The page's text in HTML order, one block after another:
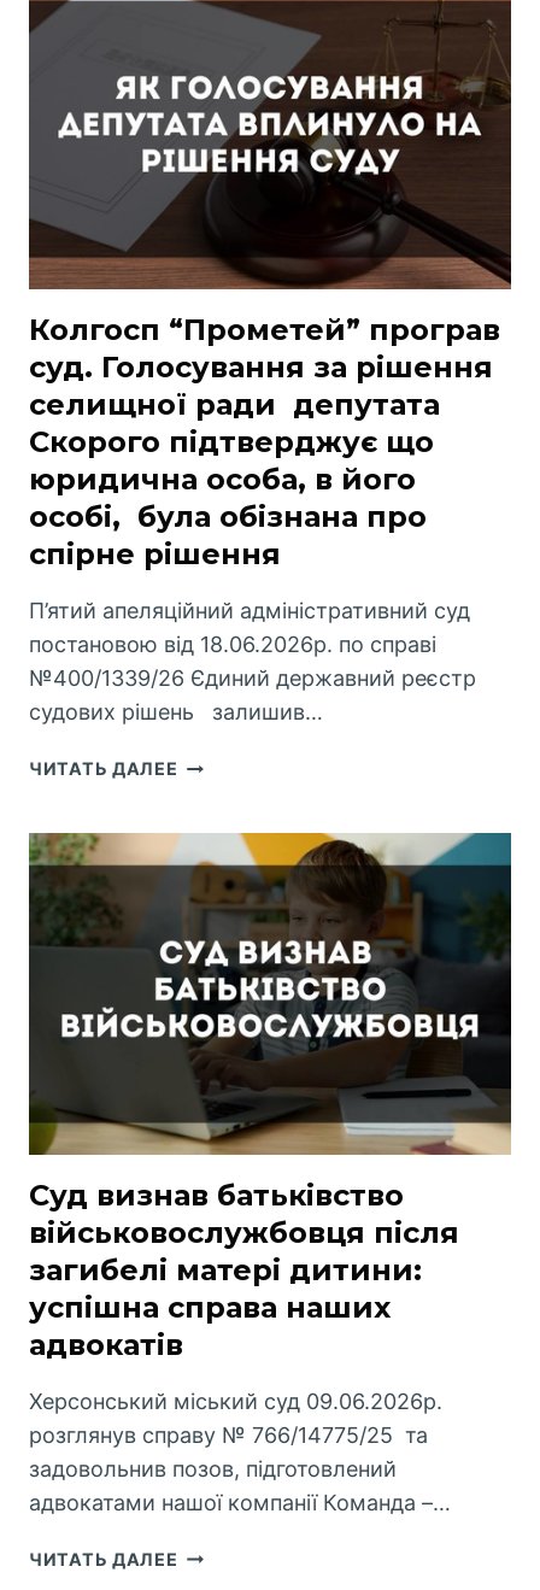
НОТАРІАЛЬНОМУ
ЗАФІКСОВАНО
ФАКТ
ПЕРЕДАЧІ
КОШТІВ?
Колгосп “Прометей” програв
суд. Голосування за рішення
селищної ради депутата
Скорого підтверджує що
юридична особа, в його
особі, була обізнана про
спірне рішення
П’ятий апеляційний адміністративний суд
постановою від 18.06.2026р. по справі
№400/1339/26 Єдиний державний реєстр
судових рішень залишив…
ЧИТАТЬ ДАЛЕЕ КОЛГОСП
СУД.
ГОЛОСУВАННЯ
ЗА
РІШЕННЯ
СЕЛИЩНОЇ
РАДИ
ДЕПУТАТА
СКОРОГО
ПІДТВЕРДЖУЄ
ЩО
ЮРИДИЧНА
ОСОБА,
ЙОГО
ОСОБІ,
БУЛА
ОБІЗНАНА
ПРО
СПІРНЕ
Суд визнав батьківство
військовослужбовця після
загибелі матері дитини:
успішна справа наших
адвокатів
Херсонський міський суд 09.06.2026р.
розглянув справу № 766/14775/25 та
задовольнив позов, підготовлений
адвокатами нашої компанії Команда –…
ЧИТАТЬ ДАЛЕЕ СУД